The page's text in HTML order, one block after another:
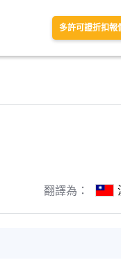
多許可證折扣報
翻譯為：